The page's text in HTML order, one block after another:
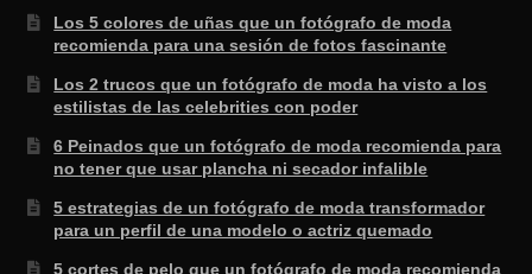
Los 5 colores de uñas que un fotógrafo de moda
recomienda para una sesión de fotos fascinante
Los 2 trucos que un fotógrafo de moda ha visto a los
estilistas de las celebrities con poder
6 Peinados que un fotógrafo de moda recomienda para
no tener que usar plancha ni secador infalible
5 estrategias de un fotógrafo de moda transformador
para un perfil de una modelo o actriz quemado
5 cortes de pelo que un fotógrafo de moda recomienda